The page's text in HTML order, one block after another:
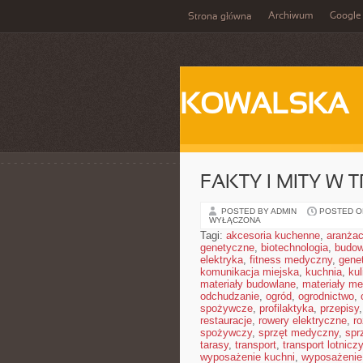
Strona główna Archiwum Google
KOWALSKA
FAKTY I MITY W
POSTED BY ADMIN POSTED
WYŁĄCZONA
Tagi: akcesoria kuchenne,
genetyczne, biotechnologia,
elektryka, fitness medyczny,
komunikacja miejska, kuchnia,
materiały budowlane, materiały
odchudzanie, ogród, ogrodnictwo,
spożywcze, profilaktyka, przepisy,
restauracje, rowery elektryczne,
spożywczy, sprzęt medyczny,
tarasy, transport, transport lotniczy
wyposażenie kuchni,